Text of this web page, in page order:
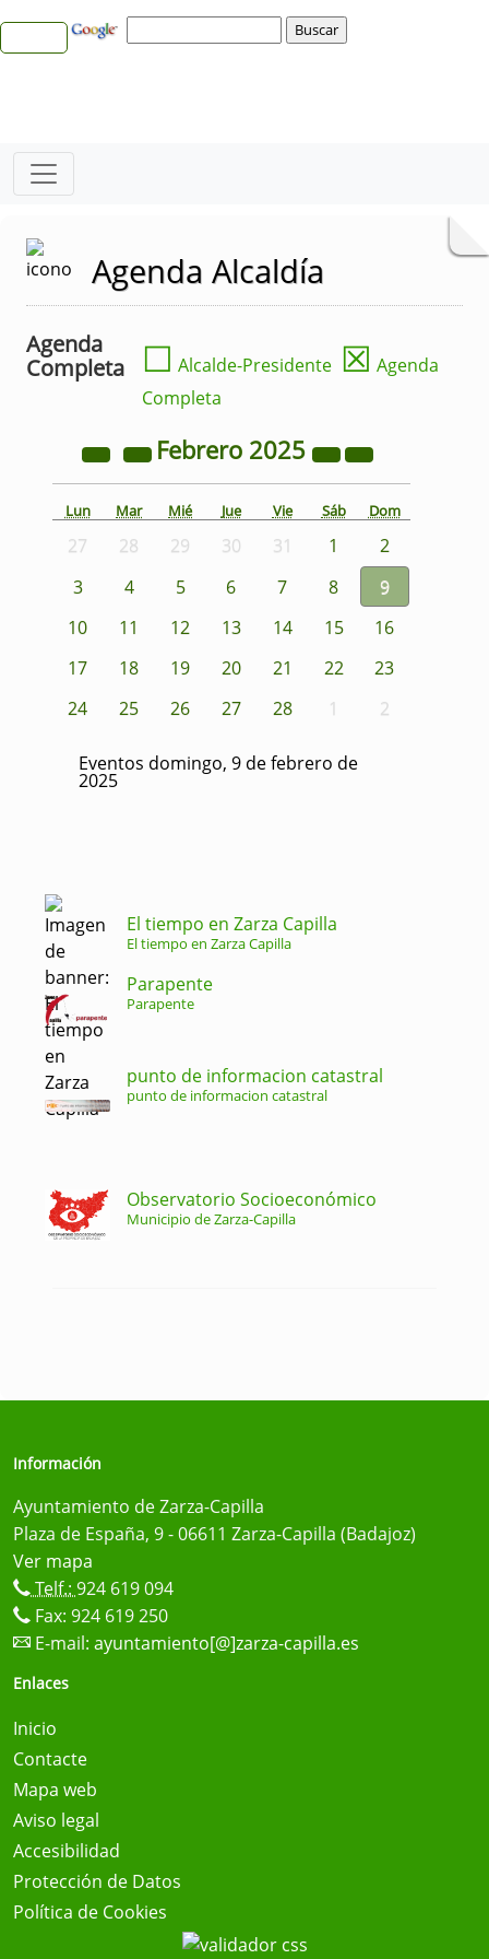
Agenda Alcaldía
Agenda
Completa
☐ Alcalde-Presidente ☒ Agenda
Completa
Febrero 2025
Lun Mar Mié Jue Vie Sáb Dom
27 28 29 30 31 1
2
3
4 5 6 7 8
9
10
11 12 13 14 15
16
17
18 19 20 21 22
23
24
25 26 27 28 1 2
Eventos domingo, 9 de febrero de
2025
El tiempo en Zarza Capilla
El tiempo en Zarza Capilla
Parapente
Parapente
punto de informacion catastral
punto de informacion catastral
Observatorio Socioeconómico
Municipio de Zarza-Capilla
Información
Ayuntamiento de Zarza-Capilla
Plaza de España, 9 - 06611 Zarza-Capilla (Badajoz)
Ver mapa
Telf.: 924 619 094
Fax: 924 619 250
E-mail: ayuntamiento[@]zarza-capilla.es
Enlaces
Inicio
Contacte
Mapa web
Aviso legal
Accesibilidad
Protección de Datos
Política de Cookies